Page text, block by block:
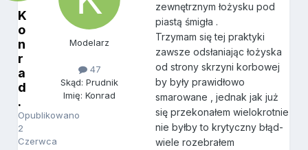
K
o
n
r
a
d
.
Opublikowano
2
Czerwca
Modelarz
47
Skąd: Prudnik
Imię: Konrad
zewnętrznym łożysku pod
piastą śmigła .
Trzymam się tej praktyki
zawsze odsłaniając łożyska
od strony skrzyni korbowej
by były prawidłowo
smarowane , jednak jak już
się przekonałem wielokrotnie
nie byłby to krytyczny błąd-
wiele rozebrałem